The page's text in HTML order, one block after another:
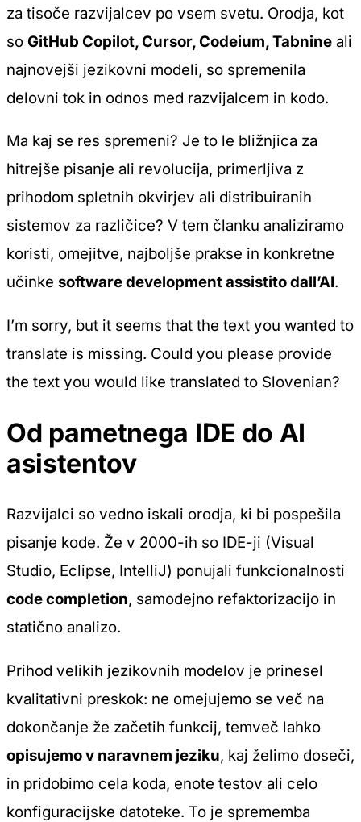
za tisoče razvijalcev po vsem svetu. Orodja, kot
so GitHub Copilot, Cursor, Codeium, Tabnine ali
najnovejši jezikovni modeli, so spremenila
delovni tok in odnos med razvijalcem in kodo.
Ma kaj se res spremeni? Je to le bližnjica za
hitrejše pisanje ali revolucija, primerljiva z
prihodom spletnih okvirjev ali distribuiranih
sistemov za različice? V tem članku analiziramo
koristi, omejitve, najboljše prakse in konkretne
učinke software development assistito dall’AI.
I’m sorry, but it seems that the text you wanted to
translate is missing. Could you please provide
the text you would like translated to Slovenian?
Od pametnega IDE do AI
asistentov
Razvijalci so vedno iskali orodja, ki bi pospešila
pisanje kode. Že v 2000-ih so IDE-ji (Visual
Studio, Eclipse, IntelliJ) ponujali funkcionalnosti
code completion, samodejno refaktorizacijo in
statično analizo.
Prihod velikih jezikovnih modelov je prinesel
kvalitativni preskok: ne omejujemo se več na
dokončanje že začetih funkcij, temveč lahko
opisujemo v naravnem jeziku, kaj želimo doseči,
in pridobimo cela koda, enote testov ali celo
konfiguracijske datoteke. To je sprememba